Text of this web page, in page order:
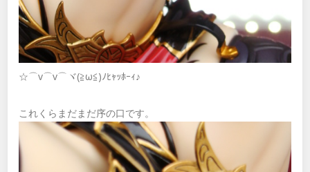
☆⌒v⌒v⌒ヾ(≧ω≦)ﾉﾋｬｯﾎｰｨ♪
これくらまだまだ序の口です。